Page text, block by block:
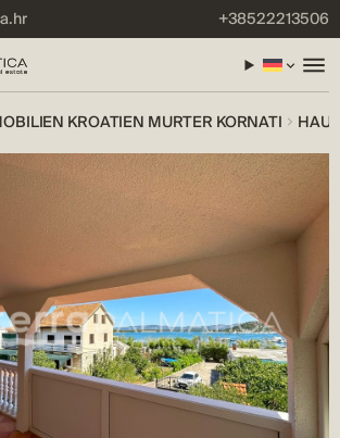
+38522213506
KROATIEN MURTER KORNATI